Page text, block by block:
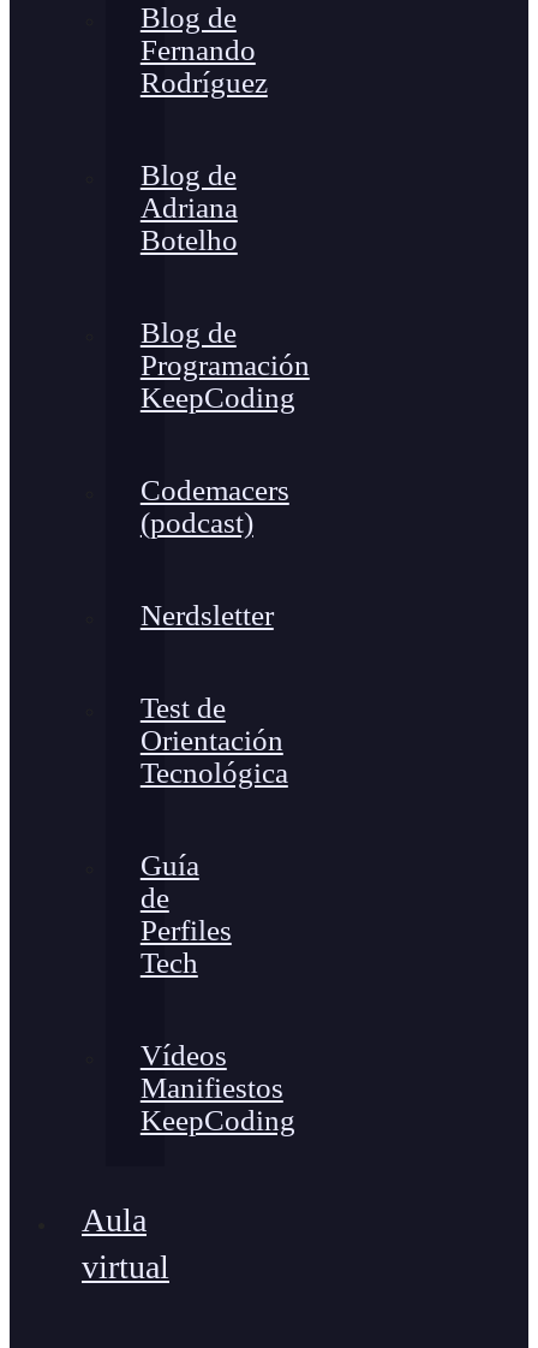
Blog de
Fernando
Rodríguez
Blog de
Adriana
Botelho
Blog de
Programación
KeepCoding
Codemacers
(podcast)
Nerdsletter
Test de
Orientación
Tecnológica
Guía
de
Perfiles
Tech
Vídeos
Manifiestos
KeepCoding
Aula
virtual